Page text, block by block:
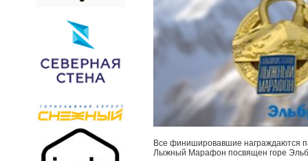
Все финишировавшие награждаются
Лыжный Марафон посвящен горе